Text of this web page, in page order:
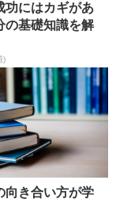
功にはカギがあ
の基礎知識を解
)
向き合い方が学